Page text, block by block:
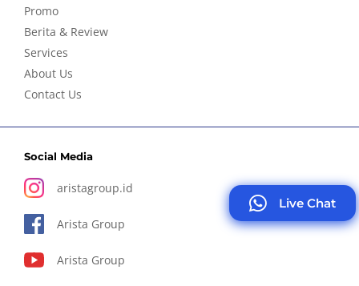
Promo
Berita & Review
Services
About Us
Contact Us
Social Media
aristagroup.id
Arista Group
Arista Group
Live Chat